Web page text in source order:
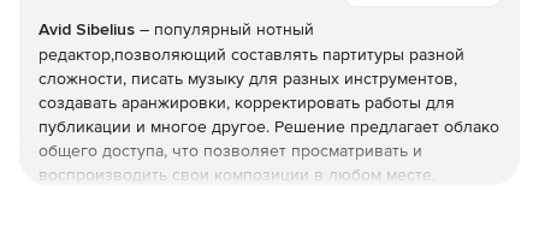
Avid Sibelius – популярный нотный
редактор,позволяющий составлять партитуры разной
сложности, писать музыку для разных инструментов,
создавать аранжировки, корректировать работы для
публикации и многое другое. Решение предлагает облако
общего доступа, что позволяет просматривать и
воспроизводить свои композиции в любом месте,